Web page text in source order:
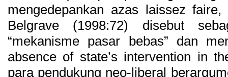
mengedepankan azas laissez
Belgrave (1998:72) disebut
“mekanisme pasar bebas” dan
absence of state’s intervention in
para pendukung neo-liberal